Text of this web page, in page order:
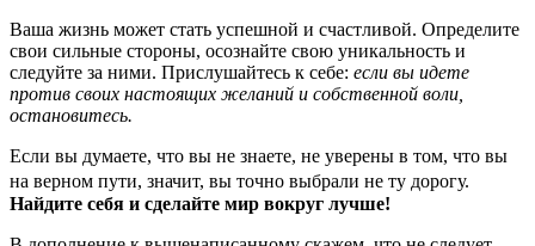
Ваша жизнь может стать успешной и счастливой. Определите
свои сильные стороны, осознайте свою уникальность и
следуйте за ними. Прислушайтесь к себе: если вы идете
против своих настоящих желаний и собственной воли,
остановитесь.
Если вы думаете, что вы не знаете, не уверены в том, что вы
на верном пути, значит, вы точно выбрали не ту дорогу.
Найдите себя и сделайте мир вокруг лучше!